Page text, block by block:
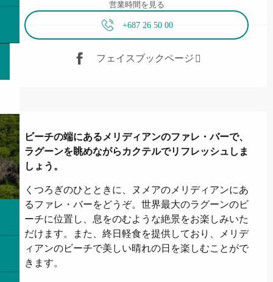
営業時間を見る
+687 26 50 00
フェイスブックページ
説明
ビーチの端にあるメリディアンのファレ・バーで、
ラグーンを眺めながらカクテルでリフレッシュしま
しょう。
くつろぎのひとときに、ヌメアのメリディアンにあ
るファレ・バーをどうぞ。世界最大のラグーンのビ
ーチに位置し、息をのむような絶景をお楽しみいた
だけます。また、終日軽食を提供しており、メリデ
ィアンのビーチで美しい晴れの日を楽しむことがで
きます。